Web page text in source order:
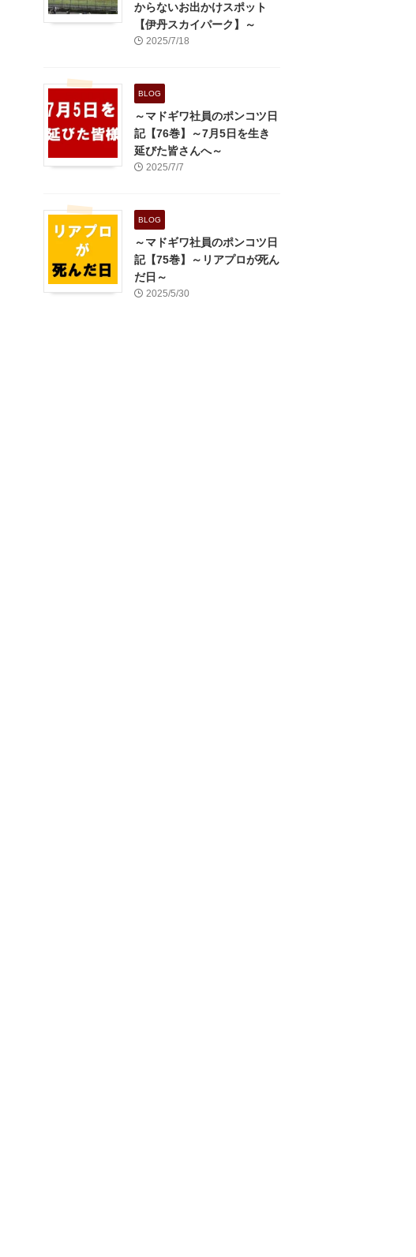
からないお出かけスポット
【伊丹スカイパーク】～
2025/7/18
BLOG
～マドギワ社員のポンコツ日
記【76巻】～7月5日を生き
延びた皆さんへ～
2025/7/7
BLOG
～マドギワ社員のポンコツ日
記【75巻】～リアプロが死ん
だ日～
2025/5/30